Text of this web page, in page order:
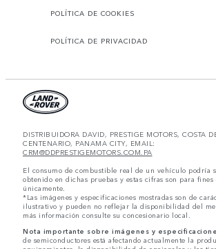
POLÍTICA DE COOKIES
POLÍTICA DE PRIVACIDAD
DISTRIBUIDORA DAVID, PRESTIGE MOTORS, COSTA
CENTENARIO, PANAMA CITY, EMAIL:
CRM@DDPRESTIGEMOTORS.COM.PA
El consumo de combustible real de un vehículo podría
obtenido en dichas pruebas y estas cifras son para fines
únicamente.
*Las imágenes y especificaciones mostradas son de
ilustrativo y pueden no reflejar la disponibilidad del
más información consulte su concesionario local.
Nota importante sobre imágenes y
de semiconductores está afectando actualmente la